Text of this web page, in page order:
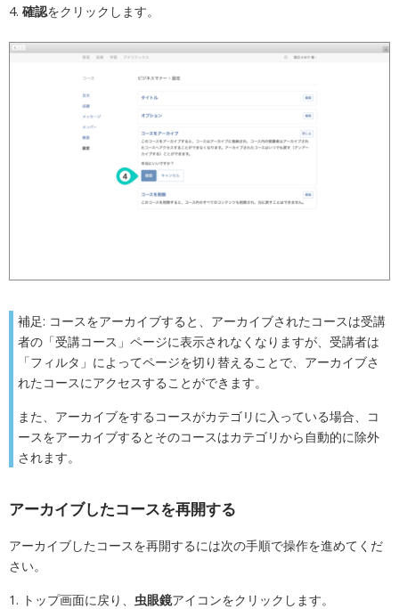
4. 確認をクリックします。
補足: コースをアーカイブすると、アーカイブされたコースは受講
者の「受講コース」ページに表示されなくなりますが、受講者は
「フィルタ」によってページを切り替えることで、アーカイブさ
れたコースにアクセスすることができます。
また、アーカイブをするコースがカテゴリに入っている場合、コ
ースをアーカイブするとそのコースはカテゴリから自動的に除外
されます。
アーカイブしたコースを再開する
アーカイブしたコースを再開するには次の手順で操作を進めてくだ
さい。
1. トップ画面に戻り、 虫眼鏡アイコンをクリックします。